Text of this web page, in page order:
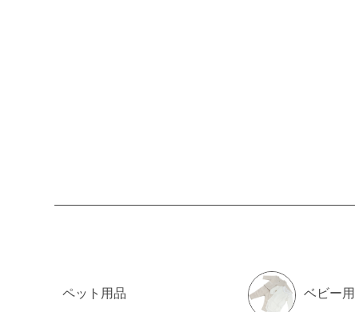
ペット用品 ベビー